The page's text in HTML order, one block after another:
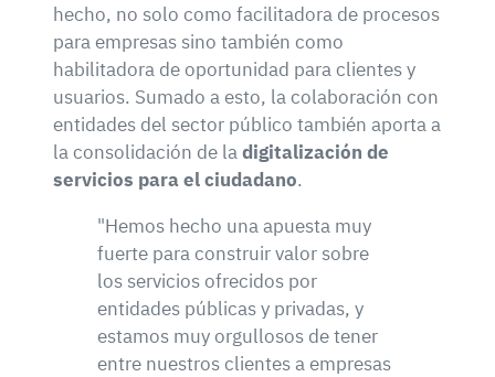
hecho, no solo como facilitadora de procesos
para empresas sino también como
habilitadora de oportunidad para clientes y
usuarios. Sumado a esto, la colaboración con
entidades del sector público también aporta a
la consolidación de ladigitalización de
servicios para el ciudadano.
"Hemos hecho una apuesta muy
fuerte para construir valor sobre
los servicios ofrecidos por
entidades públicas y privadas, y
estamos muy orgullosos de tener
entre nuestros clientes a empresas